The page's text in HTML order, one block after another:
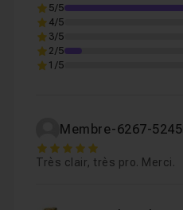
5/5
4/5
3/5
2/5
1/5
Membre-6267-5245
5
Très clair, très pro. Merci.